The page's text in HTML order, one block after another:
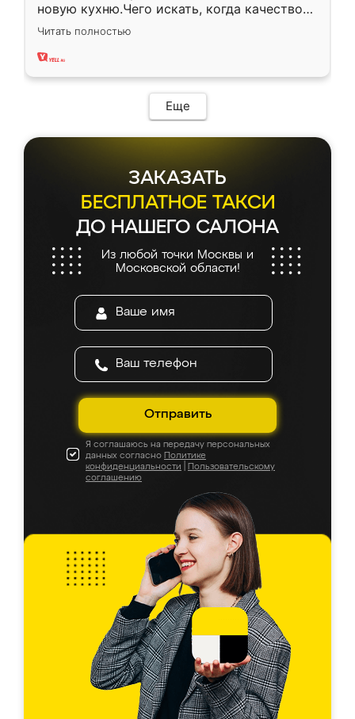
новую кухню.Чего искать, когда качеством
вполне довольна. Служит кухня уже почти
два года, нареканий нет.
Читать полностью
Еще
ЗАКАЗАТЬ
БЕСПЛАТНОЕ ТАКСИ
ДО НАШЕГО САЛОНА
Из любой точки Москвы и
Московской области!
Отправить
Я соглашаюсь на передачу персональных
данных согласно Политике
конфиденциальности
Пользовательскому
соглашению